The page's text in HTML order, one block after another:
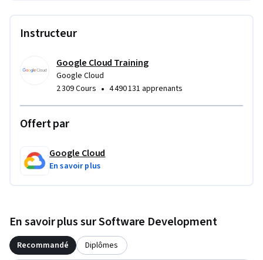
Instructeur
Google Cloud Training
Google Cloud
2 309 Cours • 4 490 131 apprenants
Offert par
Google Cloud
En savoir plus
En savoir plus sur Software Development
Recommandé Diplômes